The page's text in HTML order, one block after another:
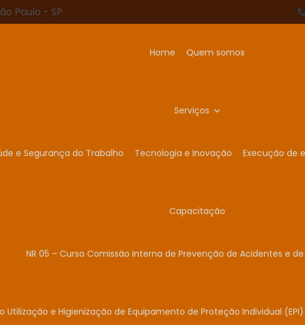
Paulo - SP
Home Quem somos
Serviços
e Segurança do Trabalho Tecnologia e Inovação Execução de
Capacitação
NR 05 – Curso Comissão Interna de Prevenção de Acidentes e
Utilização e Higienização de Equipamento de Proteção Individual (EPI)